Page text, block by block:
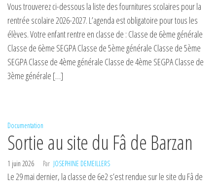
Vous trouverez ci-dessous la liste des fournitures scolaires pour la
rentrée scolaire 2026-2027. L’agenda est obligatoire pour tous les
élèves. Votre enfant rentre en classe de : Classe de 6ème générale
Classe de 6ème SEGPA Classe de 5ème générale Classe de 5ème
SEGPA Classe de 4ème générale Classe de 4ème SEGPA Classe de
3ème générale […]
Documentation
Sortie au site du Fâ de Barzan
1 juin 2026 Par JOSEPHINE DEMEILLERS
Le 29 mai dernier, la classe de 6e2 s’est rendue sur le site du Fâ de